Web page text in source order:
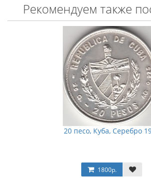
Рекомендуем также
20 песо, Куба, Серебро
1800р.